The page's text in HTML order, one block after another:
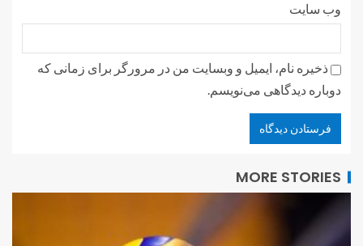
وب‌ سایت
ذخیره نام، ایمیل و وبسایت من در مرورگر برای زمانی که
دوباره دیدگاهی می‌نویسم.
MORE STORIES